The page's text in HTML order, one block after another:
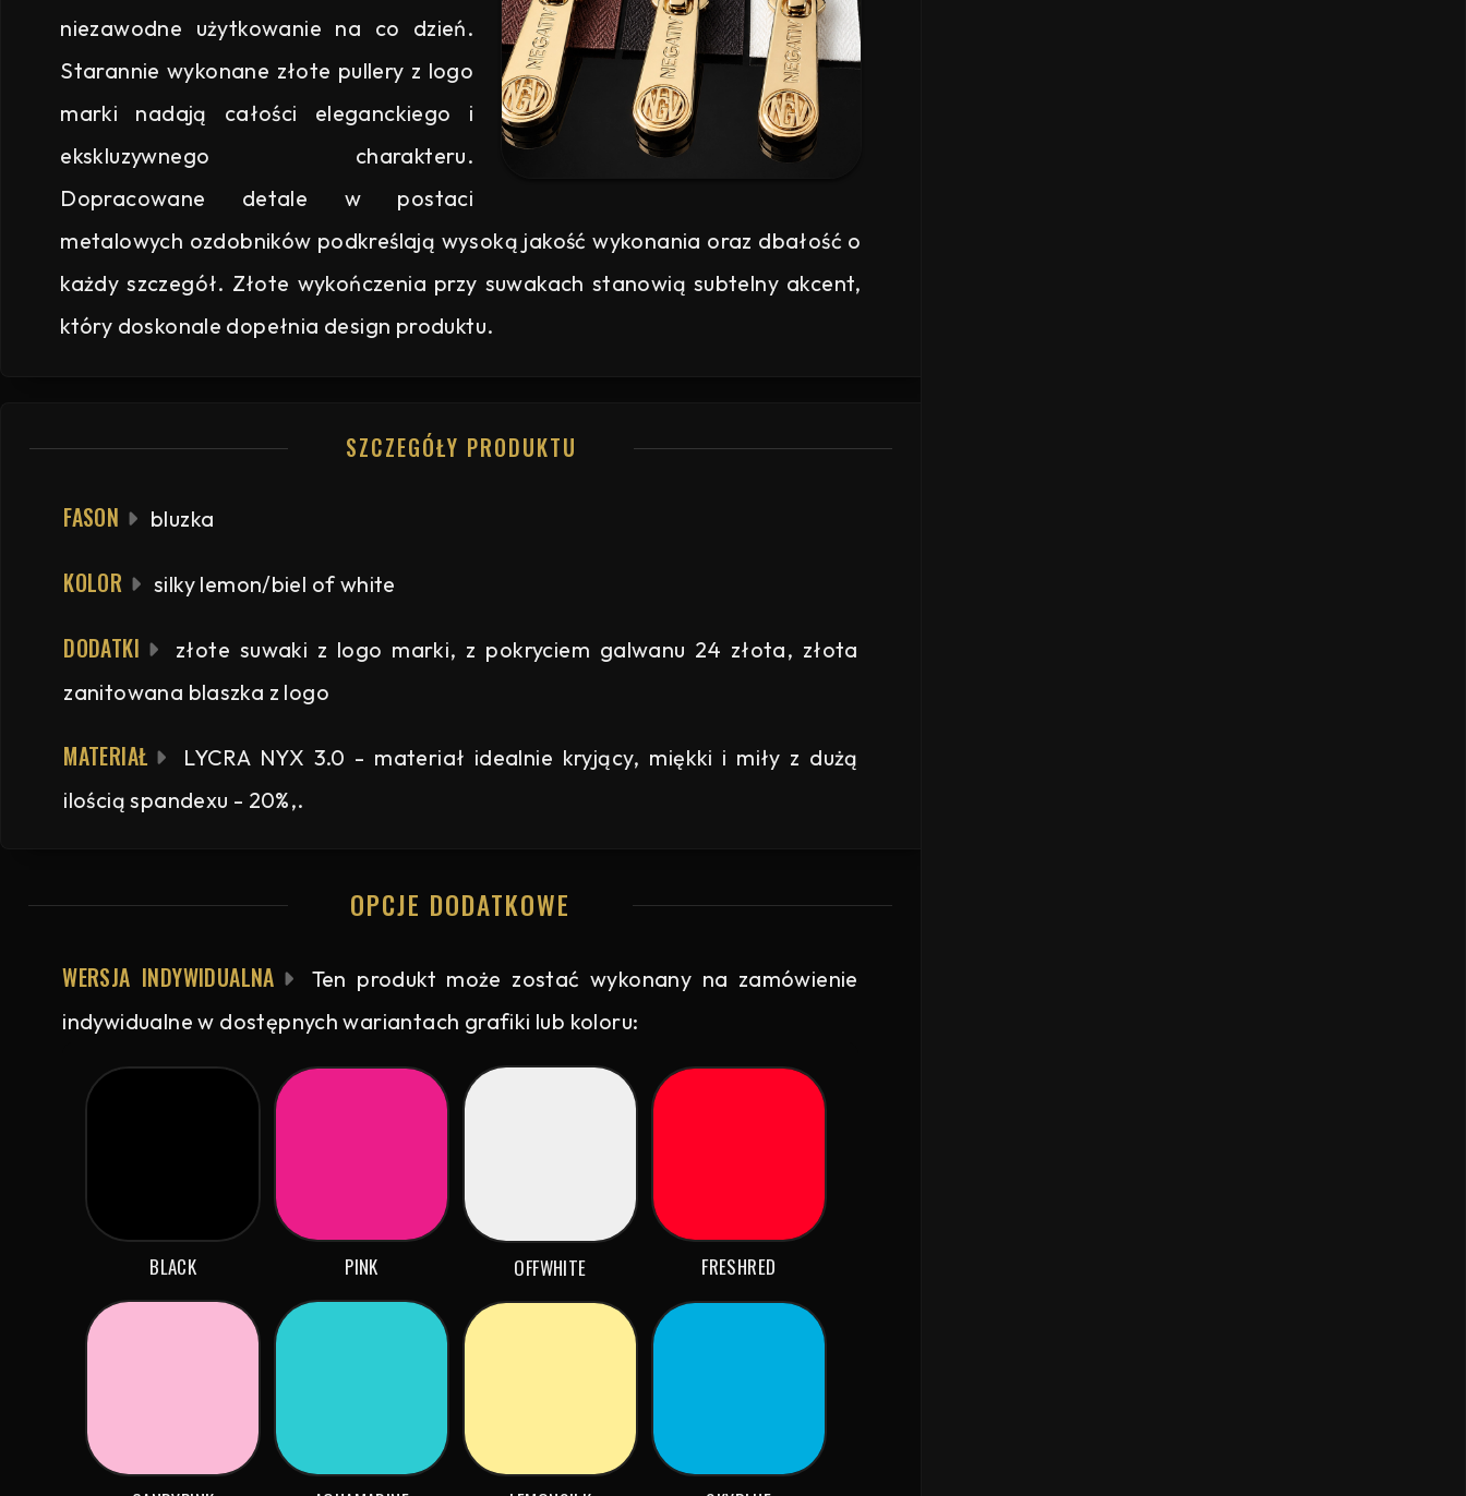
niezawodne użytkowanie na co dzień.
Starannie wykonane złote pullery z logo
marki nadają całości eleganckiego i
ekskluzywnego charakteru.
Dopracowane detale w postaci
metalowych ozdobników podkreślają wysoką jakość wykonania oraz dbałość o
każdy szczegół. Złote wykończenia przy suwakach stanowią subtelny akcent,
który doskonale dopełnia design produktu.
SZCZEGÓŁY PRODUKTU
FASON bluzka
KOLOR silky lemon/biel of white
DODATKI
złote suwaki z logo marki, z pokryciem galwanu 24 złota, złota
zanitowana blaszka z logo
MATERIAŁ
LYCRA NYX 3.0 - materiał idealnie kryjący, miękki i miły z dużą
ilością spandexu - 20%,.
OPCJE DODATKOWE
WERSJA INDYWIDUALNA
Ten produkt może zostać wykonany na zamówienie
indywidualne w dostępnych wariantach grafiki lub koloru:
BLACK PINK OFFWHITE FRESHRED